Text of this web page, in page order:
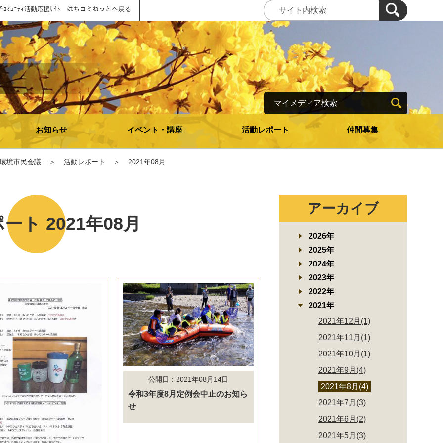
ｺﾐｭﾆﾃｨ活動応援ｻｲﾄ はちコミねっとへ戻る
お知らせ イベント・講座 活動レポート 仲間募集
マイメディア検索
境市民会議 ＞ 活動レポート ＞ 2021年08月
ト 2021年08月
公開日：2021年08月14日
令和3年度8月定例会中止のお知ら
せ
アーカイブ
2026年
2025年
2024年
2023年
2022年
2021年
2021年12月(1)
2021年11月(1)
2021年10月(1)
2021年9月(4)
2021年8月(4)
2021年7月(3)
2021年6月(2)
2021年5月(3)